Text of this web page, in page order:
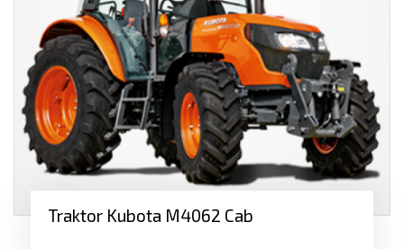
Traktor Kubota M4062 Cab